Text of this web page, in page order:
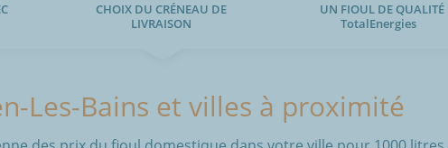
CHOIX DU CRÉNEAU DE
LIVRAISON
UN FIOUL DE QUALITÉ
TotalEnergies
Les-Bains et villes à proximité